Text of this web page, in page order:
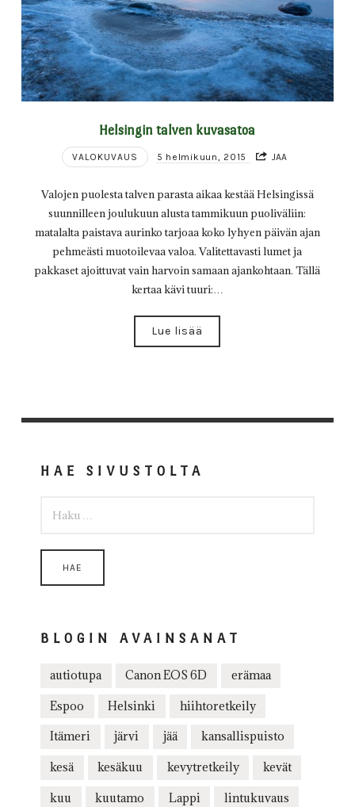
Helsingin talven kuvasatoa
VALOKUVAUS 5 helmikuun, 2015 JAA
Valojen puolesta talven parasta aikaa kestää Helsingissä
suunnilleen joulukuun alusta tammikuun puoliväliin:
matalalta paistava aurinko tarjoaa koko lyhyen päivän ajan
pehmeästi muotoilevaa valoa. Valitettavasti lumet ja
pakkaset ajoittuvat vain harvoin samaan ajankohtaan. Tällä
kertaa kävi tuuri:…
Lue lisää
HAE SIVUSTOLTA
BLOGIN AVAINSANAT
autiotupa Canon EOS 6D erämaa
Espoo Helsinki hiihtoretkeily
Itämeri järvi jää kansallispuisto
kesä kesäkuu kevytretkeily kevät
kuu kuutamo Lappi lintukuvaus